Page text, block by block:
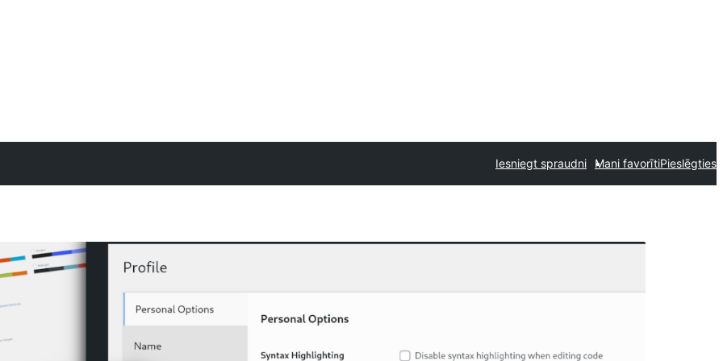
Iesniegt spraudni Mani favorītiPieslēgties